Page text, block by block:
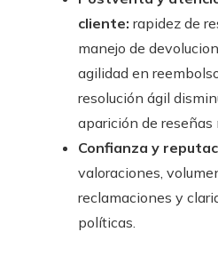
cliente: rapidez de
manejo de
agilidad en
resolución ágil
aparición de reseñas
Confianza y
valoraciones,
reclamaciones y
políticas.